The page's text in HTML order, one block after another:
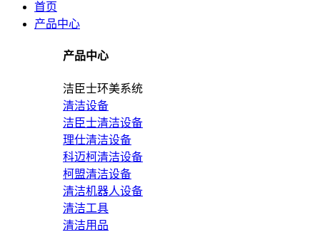
首页
产品中心
产品中心
洁臣士环美系统
清洁设备
洁臣士清洁设备
理仕清洁设备
科迈柯清洁设备
柯盟清洁设备
清洁机器人设备
清洁工具
清洁用品